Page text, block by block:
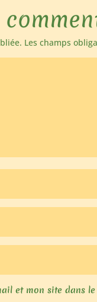
Les champs
et mon site dans